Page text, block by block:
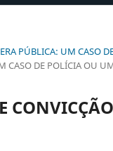
PÚBLICA: UM CASO
CASO DE POLÍCIA OU